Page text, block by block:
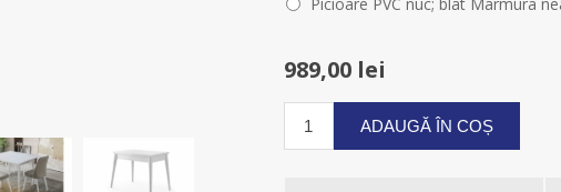
989,00 lei
ADAUGĂ ÎN COȘ